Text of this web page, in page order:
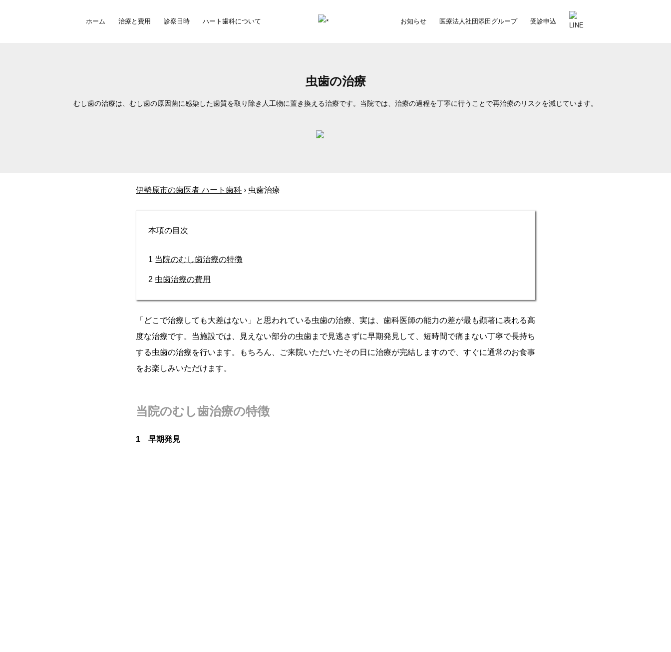
ホーム 治療と費用 診察日時 ハート歯科について お知らせ 医療法人社団添田グループ 受診申込
虫歯の治療
むし歯の治療は、むし歯の原因菌に感染した歯質を取り除き人工物に置き換える治療です。当院では、治療の過程を丁寧に行うことで再治療のリスクを減じています。
伊勢原市の歯医者 ハート歯科 › 虫歯治療
本項の目次
1 当院のむし歯治療の特徴
2 虫歯治療の費用
「どこで治療しても大差はない」と思われている虫歯の治療、実は、歯科医師の能力の差が最も顕著に表れる高
度な治療です。当施設では、見えない部分の虫歯まで見逃さずに早期発見して、短時間で痛まない丁寧で長持ち
する虫歯の治療を行います。もちろん、ご来院いただいたその日に治療が完結しますので、すぐに通常のお食事
をお楽しみいただけます。
当院のむし歯治療の特徴
1 早期発見